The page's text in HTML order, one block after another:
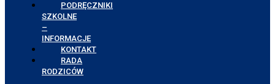
PODRĘCZNIKI
SZKOLNE
–
INFORMACJE
KONTAKT
RADA
RODZICÓW